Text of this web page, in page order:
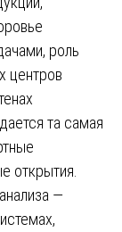
роль
центров
та самая
открытия.
—